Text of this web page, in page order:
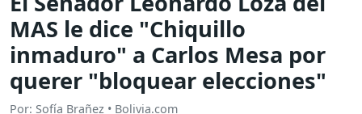
MAS le dice "Chiquillo
inmaduro" a Carlos Mesa por
querer "bloquear elecciones"
Por: Sofía Brañez • Bolivia.com